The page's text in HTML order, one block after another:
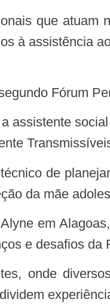
à assistência
Fórum
da mãe
e desafios